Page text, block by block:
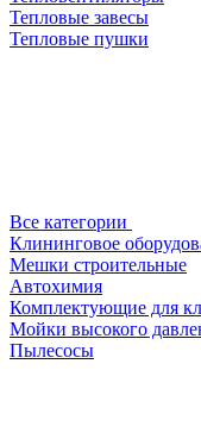
Тепловые завесы
Тепловые пушки
Все категории
Клининговое
Мешки строительные
Автохимия
Комплектующие для
Мойки высокого
Пылесосы